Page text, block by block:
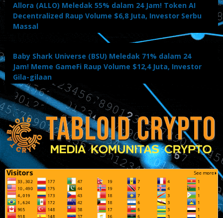
Allora (ALLO) Meledak 55% dalam 24 Jam! Token AI
Decentralized Raup Volume $6,8 Juta, Investor Serbu
Massal
Baby Shark Universe (BSU) Meledak 71% dalam 24
Jam! Meme GameFi Raup Volume $12,4 Juta, Investor
Gila-gilaan